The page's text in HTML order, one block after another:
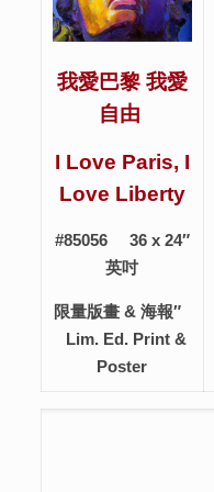
我愛巴黎 我愛
自由
I Love Paris, I
Love Liberty
#85056 36 x 24″
英吋
限量版畫 & 海報″
Lim. Ed. Print &
Poster